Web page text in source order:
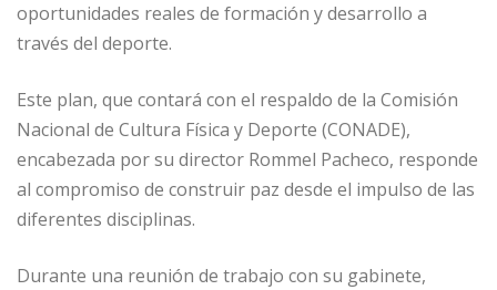
oportunidades reales de formación y desarrollo a
través del deporte.
Este plan, que contará con el respaldo de la Comisión
Nacional de Cultura Física y Deporte (CONADE),
encabezada por su director Rommel Pacheco, responde
al compromiso de construir paz desde el impulso de las
diferentes disciplinas.
Durante una reunión de trabajo con su gabinete,